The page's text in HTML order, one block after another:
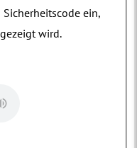
ein,
wird.